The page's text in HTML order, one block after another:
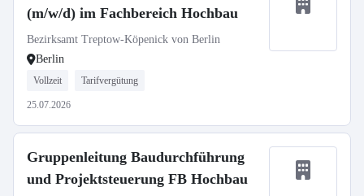
(m/w/d) im Fachbereich Hochbau
Bezirksamt Treptow-Köpenick von Berlin
Berlin
Vollzeit Tarifvergütung
25.07.2026
Gruppenleitung Baudurchführung
und Projektsteuerung FB Hochbau